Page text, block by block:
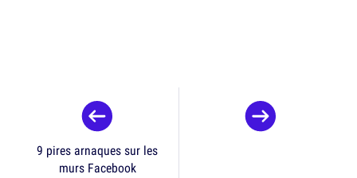
9 pires arnaques sur les
murs Facebook